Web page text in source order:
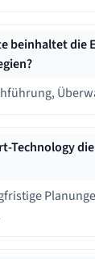
beinhaltet die
Technology